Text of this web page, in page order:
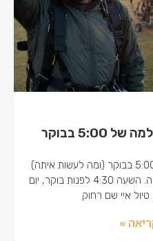
בבוקר
לטוס או לא לטוס: הדילמה של 5:00 בבוקר (ומה לעשות איתה)
כל טייס בקאי מכיר את הרגע הזה. השעה 4:30 לפנות בוקר, יום
איי שם רחוק
»